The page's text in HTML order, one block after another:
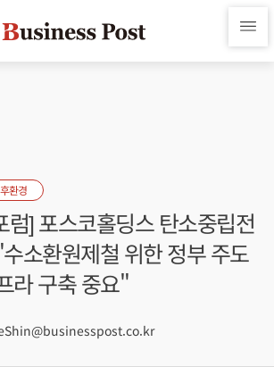
환경
럼] 포스코홀딩스 탄소중립전
소환원제철 위한 정부 주도
라 구축 중요"